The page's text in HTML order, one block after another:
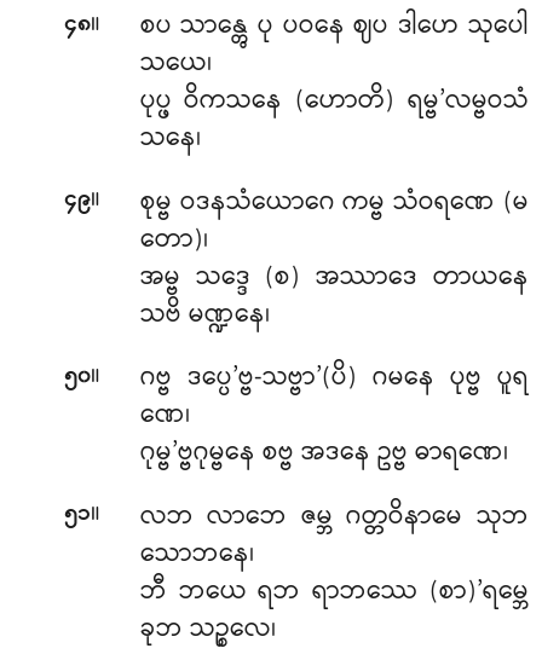
၄၈။
စပ သာန္တွေ ပု ပဝနေ ဈပ ဒါဟေ သုပေါ
သယေ၊
ပုပ္ဖ ဝိကသနေ (ဟောတိ) ရမ္ဗ’လမ္ဗဝသံ
သနေ၊
၄၉။
စုမ္ဗ ဝဒနသံယောဂေ ကမ္ဗ သံဝရဏေ (မ
တော)၊
အမ္ဗ သဒ္ဒေ (စ) အဿာဒေ တာယနေ
သဗိ မဏ္ဍနေ၊
၅၀။
ဂဗ္ဗ ဒပ္ပေ’ဗ္ဗ-သဗ္ဗာ’(ပိ) ဂမနေ ပုဗ္ဗ ပူရ
ဏေ၊
ဂုမ္ဗ’ဗ္ဗဂုမ္ဗနေ စဗ္ဗ အဒနေ ဥဗ္ဗ ဓာရဏေ၊
၅၁။
လဘ လာဘေ ဇမ္ဘ ဂတ္တဝိနာမေ သုဘ
သောဘနေ၊
ဘီ ဘယေ ရဘ ရာဘဿေ (စာ)’ရမ္ဘေ
ခုဘ သဉ္စလေ၊